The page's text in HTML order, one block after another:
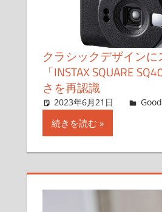
クラシックデザインに
「INSTAX SQUARE
さを再認識
2023年6月21日 ＆GP
続きを読む